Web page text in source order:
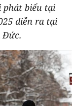
phát biểu tại
diễn ra tại
Đức.